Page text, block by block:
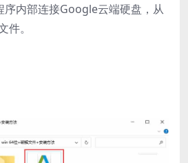
内部连接Google云端硬盘，从
。